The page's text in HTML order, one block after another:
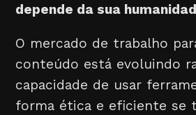
depende da sua
O mercado de trabalho
conteúdo está evoluindo
capacidade de usar
forma ética e eficiente se